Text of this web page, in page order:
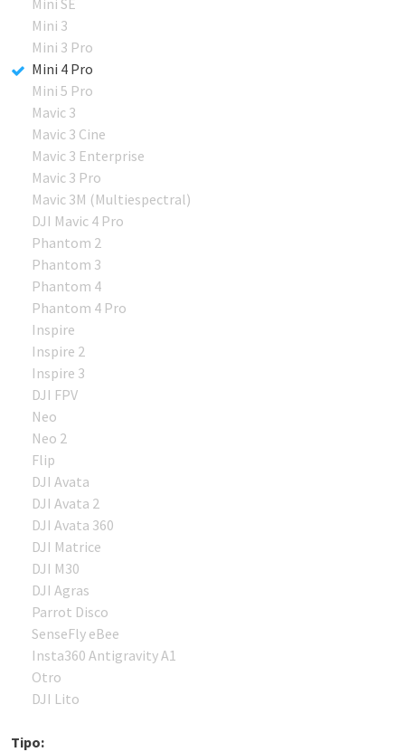
Mini 3
Mini 3 Pro
Mini 4 Pro
Mini 5 Pro
Mavic 3
Mavic 3 Cine
Mavic 3 Enterprise
Mavic 3 Pro
Mavic 3M (Multiespectral)
DJI Mavic 4 Pro
Phantom 2
Phantom 3
Phantom 4
Phantom 4 Pro
Inspire
Inspire 2
Inspire 3
DJI FPV
Neo
Neo 2
Flip
DJI Avata
DJI Avata 2
DJI Avata 360
DJI Matrice
DJI M30
DJI Agras
Parrot Disco
SenseFly eBee
Insta360 Antigravity A1
Otro
DJI Lito
Tipo: